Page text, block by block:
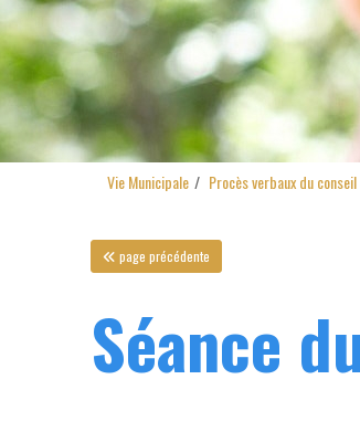
Vie Municipale Procès verbaux du
page précédente
Séance